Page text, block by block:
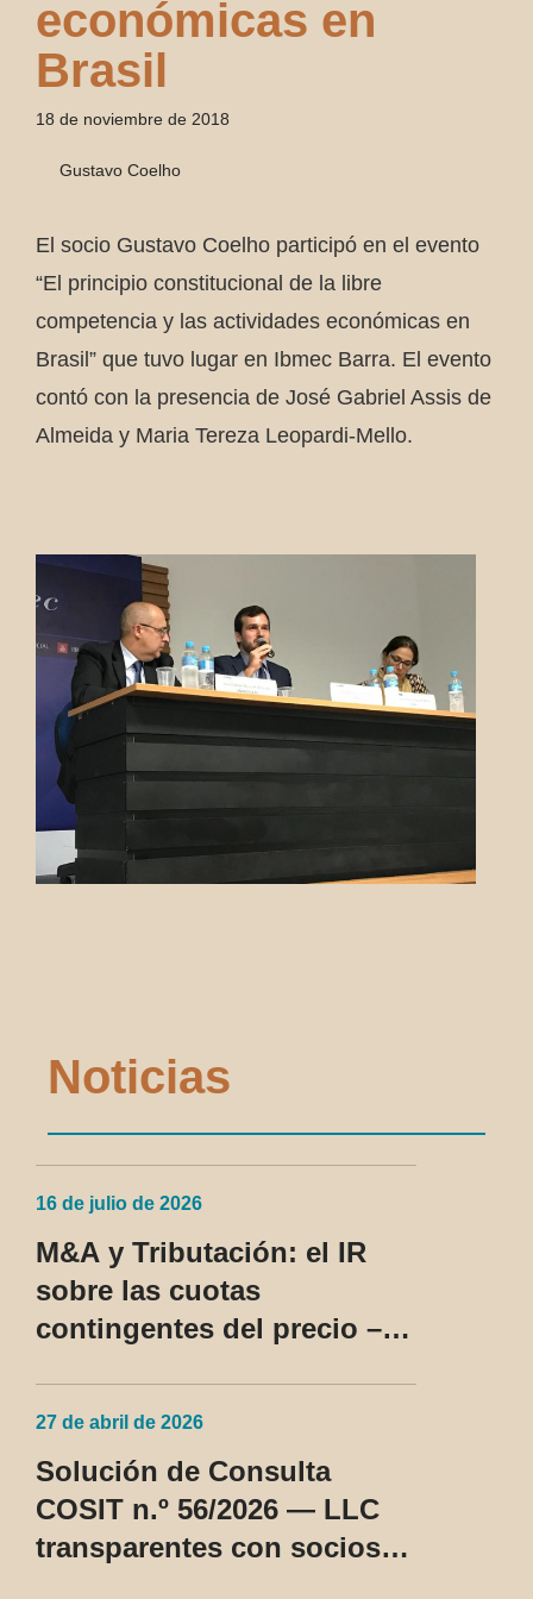
económicas en
Brasil
18 de noviembre de 2018
Gustavo Coelho
El socio Gustavo Coelho participó en el evento
“El principio constitucional de la libre
competencia y las actividades económicas en
Brasil” que tuvo lugar en Ibmec Barra. El evento
contó con la presencia de José Gabriel Assis de
Almeida y Maria Tereza Leopardi-Mello.
Noticias
16 de julio de 2026
M&A y Tributación: el IR
sobre las cuotas
contingentes del precio –
27 de abril de 2026
Solución de Consulta
COSIT n.º 56/2026 — LLC
transparentes con socios